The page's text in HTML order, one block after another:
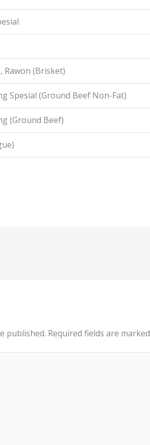
Rawon (Brisket)
Spesial (Ground Beef Non-Fat)
(Ground Beef)
published. Required fields are marked